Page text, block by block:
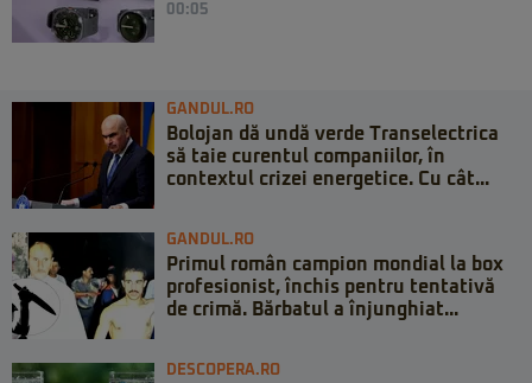
00:05
GANDUL.RO
Bolojan dă undă verde Transelectrica
să taie curentul companiilor, în
contextul crizei energetice. Cu cât...
GANDUL.RO
Primul român campion mondial la box
profesionist, închis pentru tentativă
de crimă. Bărbatul a înjunghiat...
DESCOPERA.RO